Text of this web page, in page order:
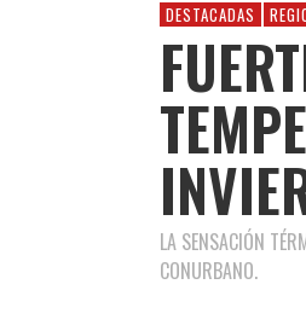
DESTACADAS
LA SENSACIÓN
CONURBANO.